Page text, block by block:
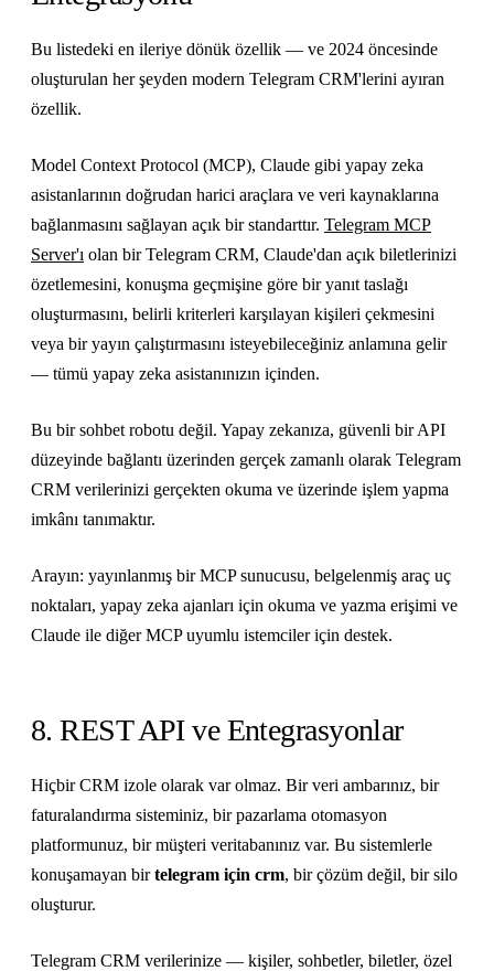
Bu listedeki en ileriye dönük özellik — ve 2024 öncesinde
oluşturulan her şeyden modern Telegram CRM'lerini ayıran
özellik.
Model Context Protocol (MCP), Claude gibi yapay zeka
asistanlarının doğrudan harici araçlara ve veri kaynaklarına
bağlanmasını sağlayan açık bir standarttır. Telegram MCP
Server'ı olan bir Telegram CRM, Claude'dan açık biletlerinizi
özetlemesini, konuşma geçmişine göre bir yanıt taslağı
oluşturmasını, belirli kriterleri karşılayan kişileri çekmesini
veya bir yayın çalıştırmasını isteyebileceğiniz anlamına gelir
— tümü yapay zeka asistanınızın içinden.
Bu bir sohbet robotu değil. Yapay zekanıza, güvenli bir API
düzeyinde bağlantı üzerinden gerçek zamanlı olarak Telegram
CRM verilerinizi gerçekten okuma ve üzerinde işlem yapma
imkânı tanımaktır.
Arayın: yayınlanmış bir MCP sunucusu, belgelenmiş araç uç
noktaları, yapay zeka ajanları için okuma ve yazma erişimi ve
Claude ile diğer MCP uyumlu istemciler için destek.
8. REST API ve Entegrasyonlar
Hiçbir CRM izole olarak var olmaz. Bir veri ambarınız, bir
faturalandırma sisteminiz, bir pazarlama otomasyon
platformunuz, bir müşteri veritabanınız var. Bu sistemlerle
konuşamayan birtelegram için crm, bir çözüm değil, bir silo
oluşturur.
Telegram CRM verilerinize — kişiler, sohbetler, biletler, özel